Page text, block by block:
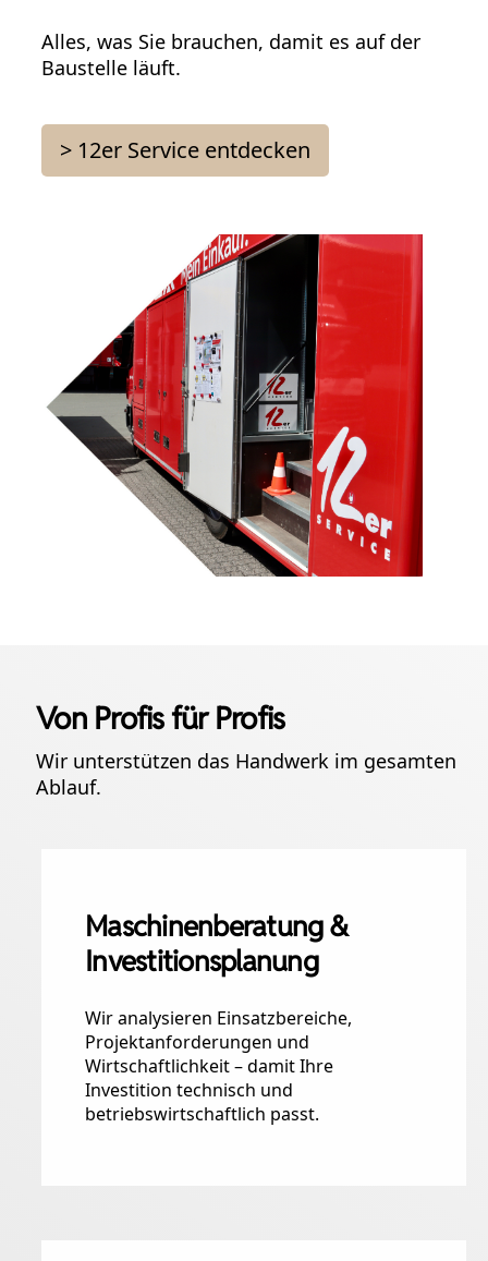
Alles, was Sie brauchen, damit es auf der
Baustelle läuft.
> 12er Service entdecken
Von Profis für Profis
Wir unterstützen das Handwerk im gesamten
Ablauf.
Maschinenberatung &
Investitionsplanung
Wir analysieren Einsatzbereiche,
Projektanforderungen und
Wirtschaftlichkeit – damit Ihre
Investition technisch und
betriebswirtschaftlich passt.